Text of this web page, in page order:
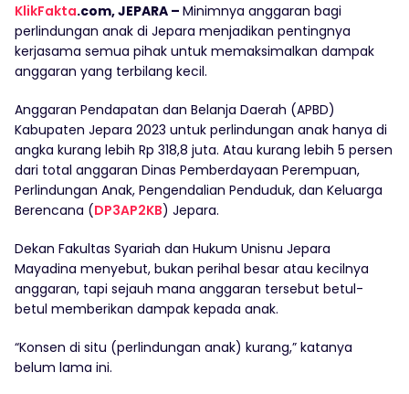
KlikFakta.com, JEPARA – Minimnya anggaran bagi
perlindungan anak di Jepara menjadikan pentingnya
kerjasama semua pihak untuk memaksimalkan dampak
anggaran yang terbilang kecil.
Anggaran Pendapatan dan Belanja Daerah (APBD)
Kabupaten Jepara 2023 untuk perlindungan anak hanya di
angka kurang lebih Rp 318,8 juta. Atau kurang lebih 5 persen
dari total anggaran Dinas Pemberdayaan Perempuan,
Perlindungan Anak, Pengendalian Penduduk, dan Keluarga
Berencana (DP3AP2KB) Jepara.
Dekan Fakultas Syariah dan Hukum Unisnu Jepara
Mayadina menyebut, bukan perihal besar atau kecilnya
anggaran, tapi sejauh mana anggaran tersebut betul-
betul memberikan dampak kepada anak.
“Konsen di situ (perlindungan anak) kurang,” katanya
belum lama ini.